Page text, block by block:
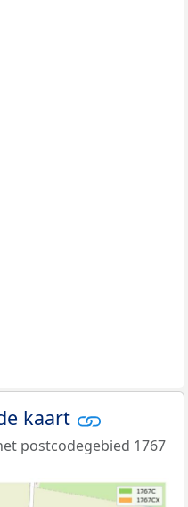
kaart
postcodegebied 1767